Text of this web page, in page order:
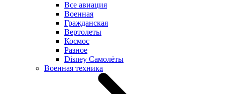
Все авиация
Военная
Гражданская
Вертолеты
Космос
Разное
Disney Самолёты
Военная техника